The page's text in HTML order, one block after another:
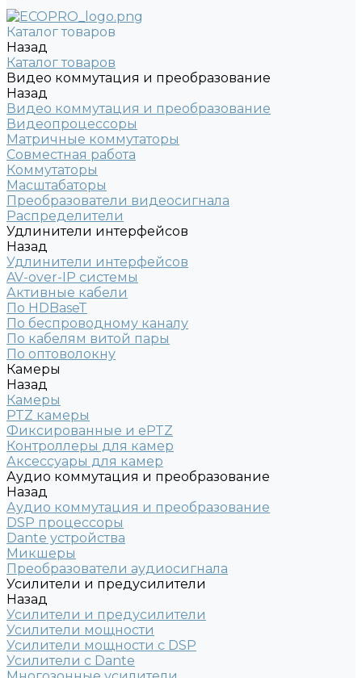
Каталог товаров
Назад
Каталог товаров
Видео коммутация и преобразование
Назад
Видео коммутация и преобразование
Видеопроцессоры
Матричные коммутаторы
Совместная работа
Коммутаторы
Масштабаторы
Преобразователи видеосигнала
Распределители
Удлинители интерфейсов
Назад
Удлинители интерфейсов
AV-over-IP системы
Активные кабели
По HDBaseT
По беспроводному каналу
По кабелям витой пары
По оптоволокну
Камеры
Назад
Камеры
PTZ камеры
Фиксированные и ePTZ
Контроллеры для камер
Аксессуары для камер
Аудио коммутация и преобразование
Назад
Аудио коммутация и преобразование
DSP процессоры
Dante устройства
Микшеры
Преобразователи аудиосигнала
Усилители и предусилители
Назад
Усилители и предусилители
Усилители мощности
Усилители мощности с DSP
Усилители с Dante